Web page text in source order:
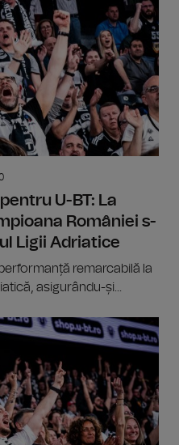
U-BT: La
României s-
Ligii Adriatice
remarcabilă la
asigurându-și...